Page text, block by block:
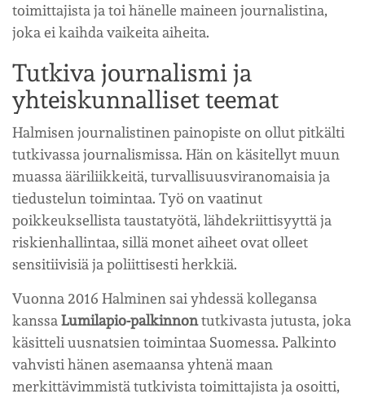
toimittajista ja toi hänelle maineen journalistina,
joka ei kaihda vaikeita aiheita.
Tutkiva journalismi ja
yhteiskunnalliset teemat
Halmisen journalistinen painopiste on ollut pitkälti
tutkivassa journalismissa. Hän on käsitellyt muun
muassa ääriliikkeitä, turvallisuusviranomaisia ja
tiedustelun toimintaa. Työ on vaatinut
poikkeuksellista taustatyötä, lähdekriittisyyttä ja
riskienhallintaa, sillä monet aiheet ovat olleet
sensitiivisiä ja poliittisesti herkkiä.
Vuonna 2016 Halminen sai yhdessä kollegansa
kanssa Lumilapio-palkinnontutkivasta jutusta, joka
käsitteli uusnatsien toimintaa Suomessa. Palkinto
vahvisti hänen asemaansa yhtenä maan
merkittävimmistä tutkivista toimittajista ja osoitti,